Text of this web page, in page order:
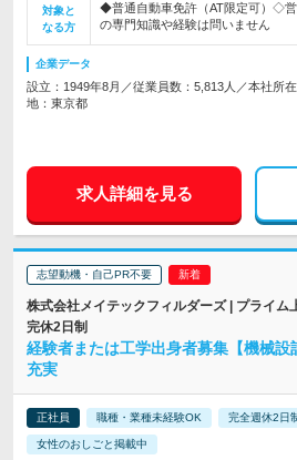
対象と
なる方
◆普通自動車免許（AT限定可）◇
の専門知識や経験は問いません
企業データ
設立：1949年8月／従業員数：5,813人／本社所在
地：東京都
求人詳細を見る
志望動機・自己PR不要
株式会社メイテックフィルダーズ | プライム
完休2日制
経験者または工学出身者募集【機械
充実
正社員 職種・業種未経験OK 完全週休2日
女性のおしごと掲載中